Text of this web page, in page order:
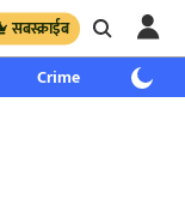
सबस्क्राईब
Crime साप्ताहिक